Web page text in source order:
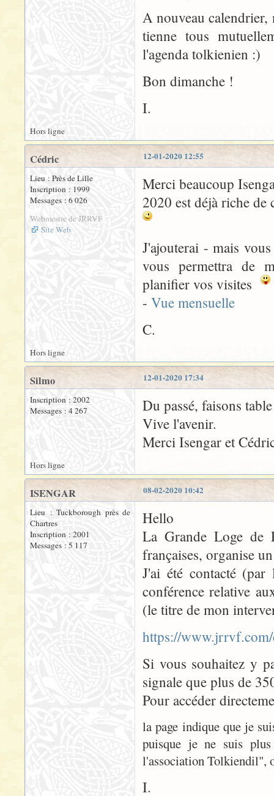
A nouveau
tienne tous
l'agenda tolkienien :)
Bon dimanche !
I.
Hors ligne
12-01-2020 12:55
Cédric
Lieu : Près de Lille
Inscription : 1999
Messages : 6 026
Webmestre de JRRVF
Site Web
Merci beaucoup
2020 est déjà riche de
J'ajouterai - mais
vous permettra de
planifier vos visites
- Vue mensuelle
C.
Hors ligne
12-01-2020 17:34
Silmo
Inscription : 2002
Messages : 4 267
Du passé, faisons
Vive l'avenir.
Merci Isengar et
Hors ligne
08-02-2020 10:42
ISENGAR
Lieu : Tuckborough près de
Chartres
Inscription : 2001
Messages : 5 117
Hello
La Grande Loge de
françaises, organise
J'ai été contacté
conférence relative
(le titre de mon
https://
Si vous souhaitez y
signale que plus de
Pour accéder
la page indique que je
puisque je ne suis
l'association Tolkiendil",
I.